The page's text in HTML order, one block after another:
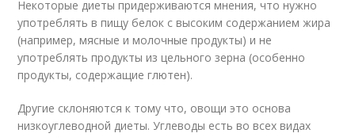
Некоторые диеты придерживаются мнения, что нужно
употреблять в пищу белок с высоким содержанием жира
(например, мясные и молочные продукты) и не
употреблять продукты из цельного зерна (особенно
продукты, содержащие глютен).
Другие склоняются к тому что, овощи это основа
низкоуглеводной диеты. Углеводы есть во всех видах